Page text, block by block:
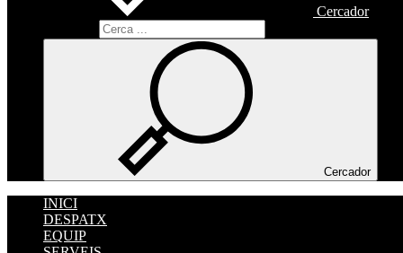
Cercador
Cercador
INICI
DESPATX
EQUIP